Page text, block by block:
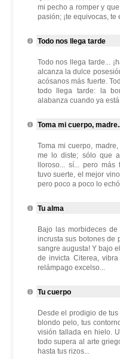
mi pecho a romper y
pasión; ¡te equivocas, te
Todo nos llega tarde
Todo nos llega tarde...
alcanza la dulce
acósanos más fuerte.
todo llega tarde: la
alabanza cuando ya
Toma mi cuerpo,
Toma mi cuerpo,
me lo diste; sólo que
lloroso... sí... pero
tuvo suerte, el mejor
pero poco a poco lo
Tu alma
Bajo las morbideces
incrusta sus botones de
sangre augusta! Y bajo
de invicta Citerea,
relámpago excelso...
Tu cuerpo
Desde el prodigio de
blondo pelo, tus
visión tallada en hielo.
todo supera al arte
hasta tus rizos...